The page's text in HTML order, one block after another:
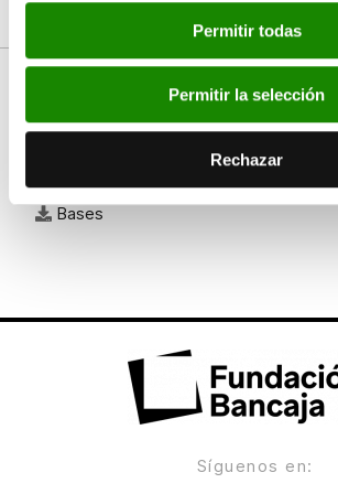
Permitir todas
Permitir la selección
Rechazar
Documentos
Bases
Síguenos en: